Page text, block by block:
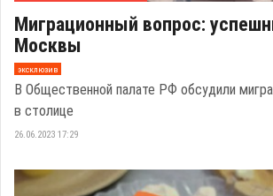
Миграционный вопрос:
Москвы
эксклюзив
В Общественной палате РФ обсудили
в столице
26.06.2023 17:29